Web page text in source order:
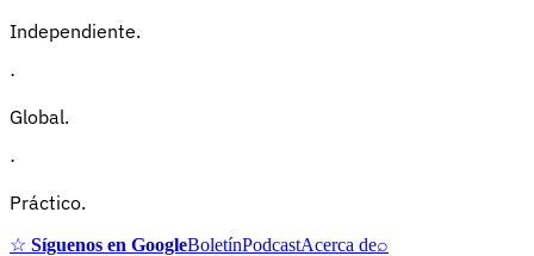
Independiente.
·
Global.
·
Práctico.
☆ Síguenos en GoogleBoletínPodcastAcerca de⌕